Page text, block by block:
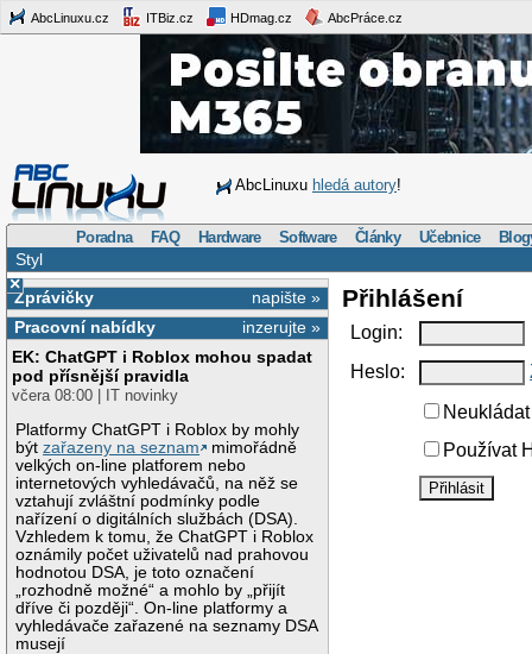
AbcLinuxu.cz ITBiz.cz HDmag.cz AbcPráce.cz
AbcLinuxu hledá autory!
Poradna FAQ Hardware Software Články Učebnice
Styl
×
napište »
Zprávičky
inzerujte »
Pracovní nabídky
EK: ChatGPT i Roblox mohou spadat
pod přísnější pravidla
včera 08:00 | IT novinky
Platformy ChatGPT i Roblox by mohly
býtzařazeny na seznam
mimořádně
velkých on-line platforem nebo
internetových vyhledávačů, na něž se
vztahují zvláštní podmínky podle
nařízení o digitálních službách (DSA).
Vzhledem k tomu, že ChatGPT i Roblox
oznámily počet uživatelů nad prahovou
hodnotou DSA, je toto označení
„rozhodně možné“ a mohlo by „přijít
dříve či později“. On-line platformy a
vyhledávače zařazené na seznamy DSA
musejí
Přihlášení
Login:
Heslo:
Používat